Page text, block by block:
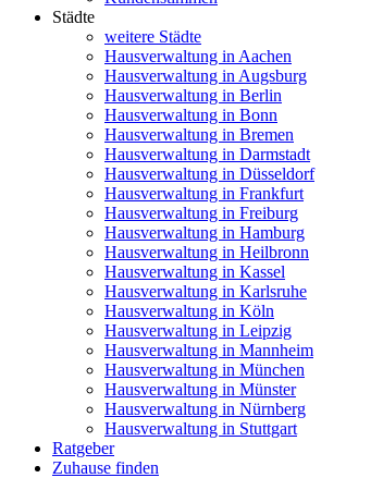
Städte
weitere Städte
Hausverwaltung in Aachen
Hausverwaltung in Augsburg
Hausverwaltung in Berlin
Hausverwaltung in Bonn
Hausverwaltung in Bremen
Hausverwaltung in Darmstadt
Hausverwaltung in Düsseldorf
Hausverwaltung in Frankfurt
Hausverwaltung in Freiburg
Hausverwaltung in Hamburg
Hausverwaltung in Heilbronn
Hausverwaltung in Kassel
Hausverwaltung in Karlsruhe
Hausverwaltung in Köln
Hausverwaltung in Leipzig
Hausverwaltung in Mannheim
Hausverwaltung in München
Hausverwaltung in Münster
Hausverwaltung in Nürnberg
Hausverwaltung in Stuttgart
Ratgeber
Zuhause finden